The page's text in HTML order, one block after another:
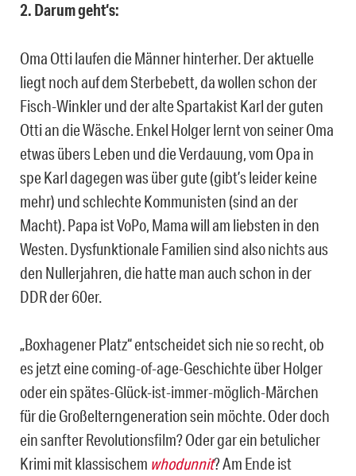
2. Darum geht‘s:
Oma Otti laufen die Männer hinterher. Der aktuelle
liegt noch auf dem Sterbebett, da wollen schon der
Fisch-Winkler und der alte Spartakist Karl der guten
Otti an die Wäsche. Enkel Holger lernt von seiner Oma
etwas übers Leben und die Verdauung, vom Opa in
spe Karl dagegen was über gute (gibt’s leider keine
mehr) und schlechte Kommunisten (sind an der
Macht). Papa ist VoPo, Mama will am liebsten in den
Westen. Dysfunktionale Familien sind also nichts aus
den Nullerjahren, die hatte man auch schon in der
DDR der 60er.
„Boxhagener Platz“ entscheidet sich nie so recht, ob
es jetzt eine coming-of-age-Geschichte über Holger
oder ein spätes-Glück-ist-immer-möglich-Märchen
für die Großelterngeneration sein möchte. Oder doch
ein sanfter Revolutionsfilm? Oder gar ein betulicher
Krimi mit klassischem whodunnit? Am Ende ist